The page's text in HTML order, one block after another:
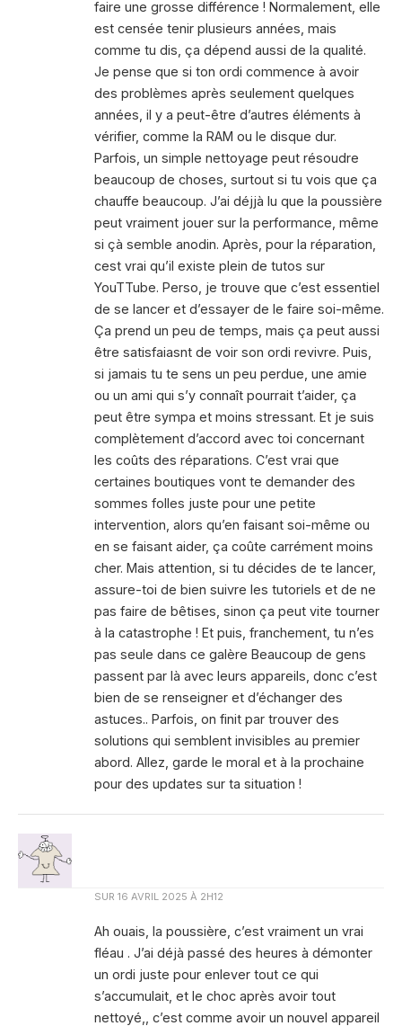
faire une grosse différence ! Normalement, elle
est censée tenir plusieurs années, mais
comme tu dis, ça dépend aussi de la qualité.
Je pense que si ton ordi commence à avoir
des problèmes après seulement quelques
années, il y a peut-être d’autres éléments à
vérifier, comme la RAM ou le disque dur.
Parfois, un simple nettoyage peut résoudre
beaucoup de choses, surtout si tu vois que ça
chauffe beaucoup. J’ai déjjà lu que la poussière
peut vraiment jouer sur la performance, même
si çà semble anodin. Après, pour la réparation,
cest vrai qu’il existe plein de tutos sur
YouTTube. Perso, je trouve que c’est essentiel
de se lancer et d’essayer de le faire soi-même.
Ça prend un peu de temps, mais ça peut aussi
être satisfaiasnt de voir son ordi revivre. Puis,
si jamais tu te sens un peu perdue, une amie
ou un ami qui s’y connaît pourrait t’aider, ça
peut être sympa et moins stressant. Et je suis
complètement d’accord avec toi concernant
les coûts des réparations. C’est vrai que
certaines boutiques vont te demander des
sommes folles juste pour une petite
intervention, alors qu’en faisant soi-même ou
en se faisant aider, ça coûte carrément moins
cher. Mais attention, si tu décides de te lancer,
assure-toi de bien suivre les tutoriels et de ne
pas faire de bêtises, sinon ça peut vite tourner
à la catastrophe ! Et puis, franchement, tu n’es
pas seule dans ce galère Beaucoup de gens
passent par là avec leurs appareils, donc c’est
bien de se renseigner et d’échanger des
astuces.. Parfois, on finit par trouver des
solutions qui semblent invisibles au premier
abord. Allez, garde le moral et à la prochaine
pour des updates sur ta situation !
SUR 16 AVRIL 2025 À 2H12
Ah ouais, la poussière, c’est vraiment un vrai
fléau . J’ai déjà passé des heures à démonter
un ordi juste pour enlever tout ce qui
s’accumulait, et le choc après avoir tout
nettoyé,, c’est comme avoir un nouvel appareil